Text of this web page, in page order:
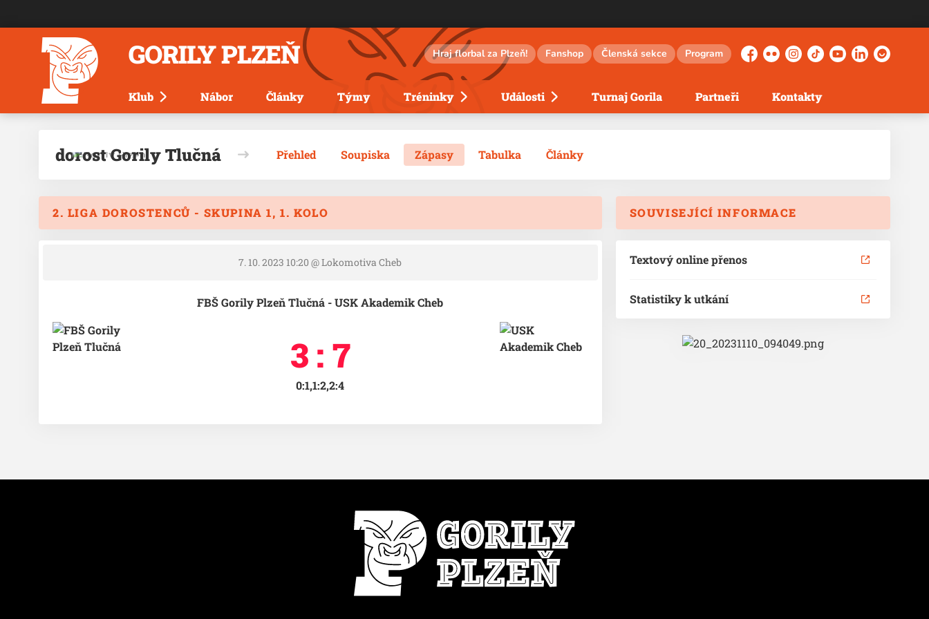
GORILY PLZEŇ Hraj florbal za Plzeň! Fanshop Členská sekce Program Facebook
FlickrInstagram
TikTokYouTubeLinkedInHerohero
Klub Nábor Články Týmy Tréninky Události Turnaj Gorila Partneři Kontakty
dorost Gorily Tlučná Přehled Soupiska Zápasy Tabulka Články
2. LIGA DOROSTENCŮ - SKUPINA 1, 1. KOLO
7. 10. 2023 10:20 @ Lokomotiva Cheb
FBŠ Gorily Plzeň Tlučná - USK Akademik Cheb
3 : 7
0:1,1:2,2:4
SOUVISEJÍCÍ INFORMACE
Textový online přenos
Statistiky k utkání